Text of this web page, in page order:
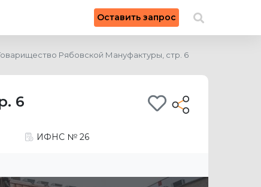
Оставить запрос
× Искать на карте
Рябовской Мануфактуры, стр. 6
6
ИФНС № 26